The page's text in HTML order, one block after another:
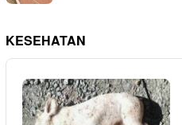
KESEHATAN